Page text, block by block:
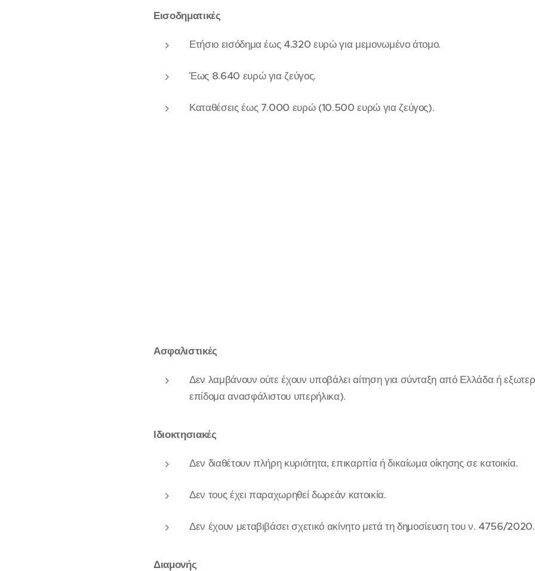
Εισοδηματικές
Ετήσιο εισόδημα έως 4.320 ευρώ για μεμονωμένο άτομο.
Έως 8.640 ευρώ για ζεύγος.
Καταθέσεις έως 7.000 ευρώ (10.500 ευρώ για ζεύγος).
Ασφαλιστικές
Δεν λαμβάνουν ούτε έχουν υποβάλει αίτηση για σύνταξη από Ελλάδα ή
επίδομα ανασφάλιστου υπερήλικα).
Ιδιοκτησιακές
Δεν διαθέτουν πλήρη κυριότητα, επικαρπία ή δικαίωμα οίκησης σε κατοικία.
Δεν τους έχει παραχωρηθεί δωρεάν κατοικία.
Δεν έχουν μεταβιβάσει σχετικό ακίνητο μετά τη δημοσίευση του ν. 4756/2020.
Διαμονής